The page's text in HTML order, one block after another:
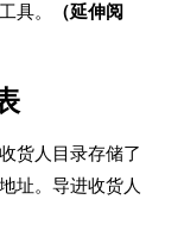
具。
（延伸阅
货人目录存储了
址。导进收货人